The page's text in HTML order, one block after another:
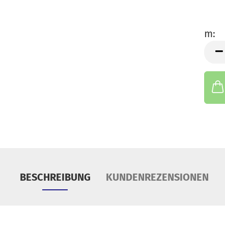
m:
BESCHREIBUNG KUNDENREZENSIONEN